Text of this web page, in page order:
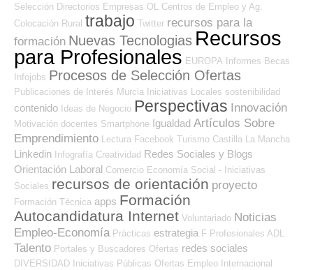
Selección Directorios Empresas OL
Centros de Empleo y Ag.
Colocación Rural trabajo Twitter recursos para la
formación Nuevas Tecnologias Recursos
para Profesionales EUROPA Informes Becas
Infojobs Procesos de Selección Ofertas
Publicaciones de Interés Murcia Iniciativas Locales sostenibilidad
contenido Ideas de Negocio Perspectivas Innovación
Motivación docentes Smartphone Igualdad Artículos Sobre
Emprendimiento Lectura Facebook Turismo Castilla La Mancha
Linkedin Infografía Creatividad Redes Sociales y Blogs
Orientación Laboral Comercio Economía Social - Iniciativas
Sociales recursos de orientación proyecto
Formación Técnica apps Formación
Autocandidatura Internet Voluntariado Noticias
Empleo-Economía Prácticas estrategia F Profesionales ADL
Talento Portales y Buscadores Ofertas redes sociales
DIVERSIDAD Iniciativas Públicas Ofertas Empleo Internacional